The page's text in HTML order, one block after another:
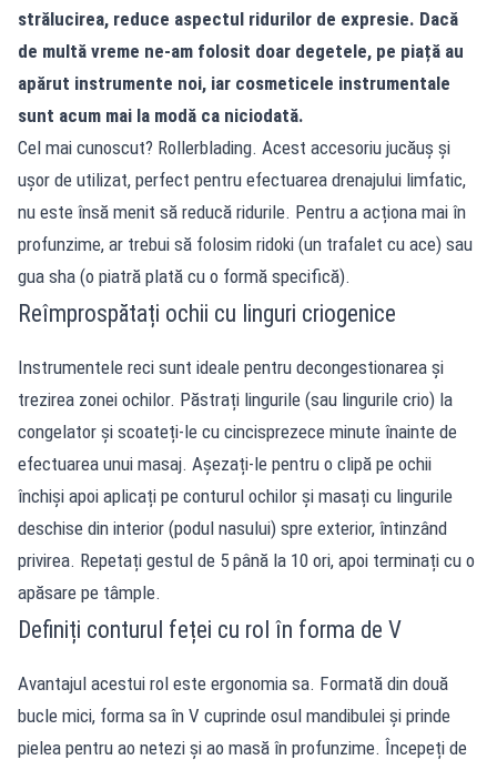
strălucirea, reduce aspectul ridurilor de expresie. Dacă
de multă vreme ne-am folosit doar degetele, pe piață au
apărut instrumente noi, iar cosmeticele instrumentale
sunt acum mai la modă ca niciodată.
Cel mai cunoscut? Rollerblading. Acest accesoriu jucăuș și
ușor de utilizat, perfect pentru efectuarea drenajului limfatic,
nu este însă menit să reducă ridurile. Pentru a acționa mai în
profunzime, ar trebui să folosim ridoki (un trafalet cu ace) sau
gua sha (o piatră plată cu o formă specifică).
Reîmprospătați ochii cu linguri criogenice
Instrumentele reci sunt ideale pentru decongestionarea și
trezirea zonei ochilor. Păstrați lingurile (sau lingurile crio) la
congelator și scoateți-le cu cincisprezece minute înainte de
efectuarea unui masaj. Așezați-le pentru o clipă pe ochii
închiși apoi aplicați pe conturul ochilor și masați cu lingurile
deschise din interior (podul nasului) spre exterior, întinzând
privirea. Repetați gestul de 5 până la 10 ori, apoi terminați cu o
apăsare pe tâmple.
Definiți conturul feței cu rol în forma de V
Avantajul acestui rol este ergonomia sa. Formată din două
bucle mici, forma sa în V cuprinde osul mandibulei și prinde
pielea pentru ao netezi și ao masă în profunzime. Începeți de